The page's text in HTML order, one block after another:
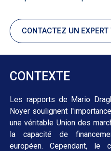
CONTACTEZ UN
CONTEXTE
Les rapports de Mario
Noyer soulignent
une véritable Union des
la capacité de
européen. Cependant, le